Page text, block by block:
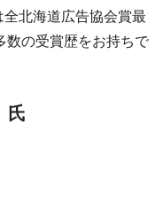
北海道広告協会賞最
数の受賞歴をお持ちで
氏